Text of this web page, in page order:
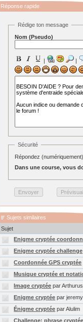
Réponse rapide
Rédige ton message
Nom (Pseudo)
| |
Sécurité
Répondez
Dans une course, vous
Sujets similaires
Sujet
Enigme cryptée
Enigme cryptée challenge
Coordonnée GPS cryptée
Musique cryptée et
Image cryptée par Arthurus
Enigme cryptée par
Énigme cryptée par Alulim
Challenge: phrase cryptée